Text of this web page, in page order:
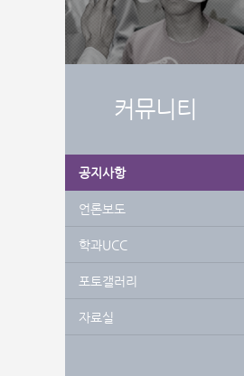
커뮤니티
공지사항
언론보도
학과UCC
포토갤러리
자료실